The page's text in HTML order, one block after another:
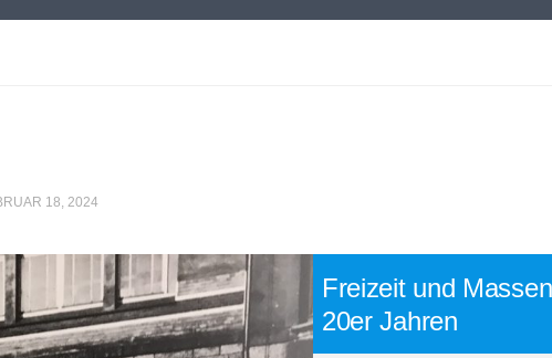
18, 2024
Freizeit und
20er Jahren